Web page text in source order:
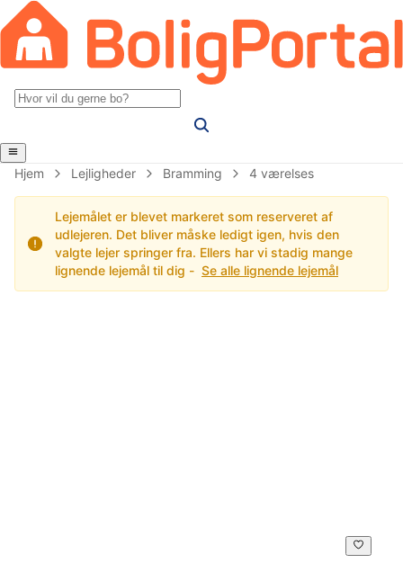
Hjem Lejligheder Bramming 4 værelses
Lejemålet er blevet markeret som reserveret af
udlejeren. Det bliver måske ledigt igen, hvis den
valgte lejer springer fra. Ellers har vi stadig mange
lignende lejemål til dig - Se alle lignende lejemål